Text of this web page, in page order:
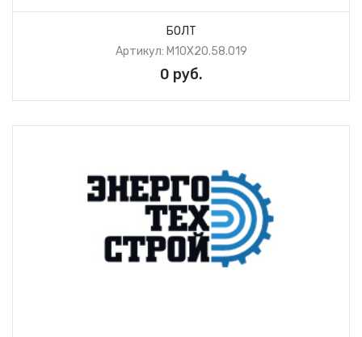
БОЛТ
Артикул: М10Х20.58.019
0 руб.